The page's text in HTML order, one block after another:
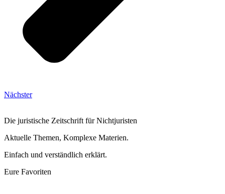
Nächster
Die juristische Zeitschrift für Nichtjuristen
Aktuelle Themen, Komplexe Materien.
Einfach und verständlich erklärt.
Eure Favoriten